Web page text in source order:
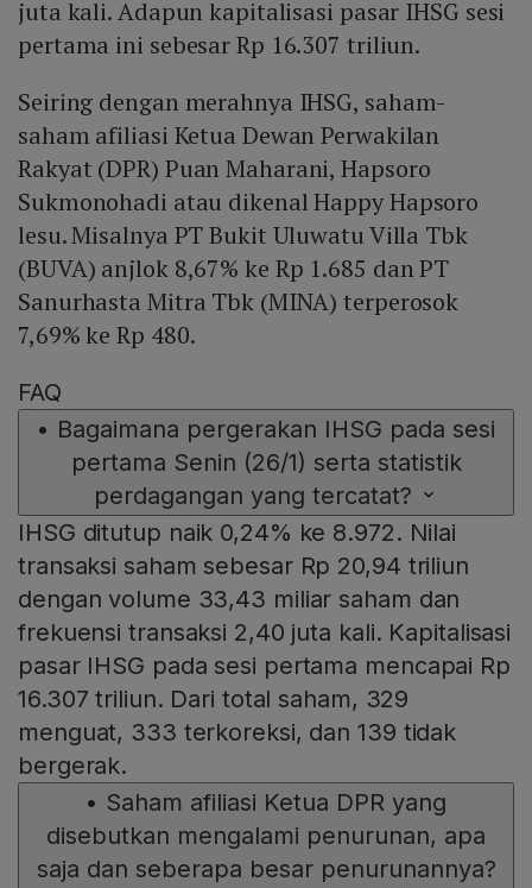
juta kali. Adapun kapitalisasi pasar IHSG sesi
pertama ini sebesar Rp 16.307 triliun.
Seiring dengan merahnya IHSG, saham-
saham afiliasi Ketua Dewan Perwakilan
Rakyat (DPR) Puan Maharani, Hapsoro
Sukmonohadi atau dikenal Happy Hapsoro
lesu. Misalnya PT Bukit Uluwatu Villa Tbk
(BUVA) anjlok 8,67% ke Rp 1.685 dan PT
Sanurhasta Mitra Tbk (MINA) terperosok
7,69% ke Rp 480.
FAQ
• Bagaimana pergerakan IHSG pada sesi
pertama Senin (26/1) serta statistik
perdagangan yang tercatat?
IHSG ditutup naik 0,24% ke 8.972. Nilai
transaksi saham sebesar Rp 20,94 triliun
dengan volume 33,43 miliar saham dan
frekuensi transaksi 2,40 juta kali. Kapitalisasi
pasar IHSG pada sesi pertama mencapai Rp
16.307 triliun. Dari total saham, 329
menguat, 333 terkoreksi, dan 139 tidak
bergerak.
• Saham afiliasi Ketua DPR yang
disebutkan mengalami penurunan, apa
saja dan seberapa besar penurunannya?